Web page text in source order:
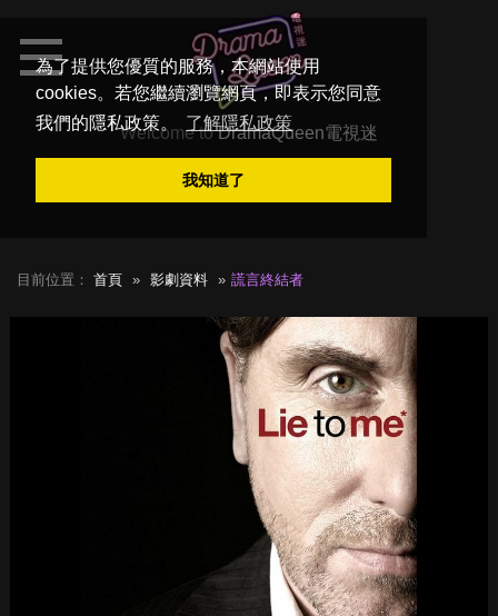
為了提供您優質的服務，本網站使用
cookies。若您繼續瀏覽網頁，即表示您同意
我們的隱私政策。
了解隱私政策
我知道了
Welcome toDramaQueen電視迷
目前位置： 首頁 影劇資料 謊言終結者